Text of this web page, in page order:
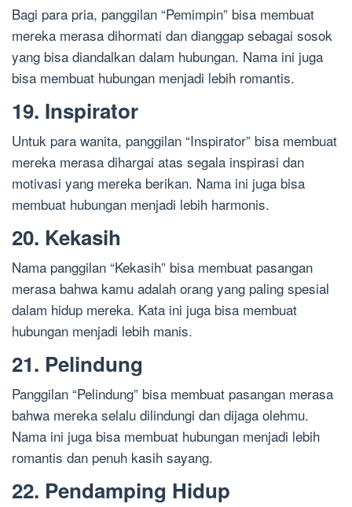
Bagi para pria, panggilan “Pemimpin” bisa membuat
mereka merasa dihormati dan dianggap sebagai sosok
yang bisa diandalkan dalam hubungan. Nama ini juga
bisa membuat hubungan menjadi lebih romantis.
19. Inspirator
Untuk para wanita, panggilan “Inspirator” bisa membuat
mereka merasa dihargai atas segala inspirasi dan
motivasi yang mereka berikan. Nama ini juga bisa
membuat hubungan menjadi lebih harmonis.
20. Kekasih
Nama panggilan “Kekasih” bisa membuat pasangan
merasa bahwa kamu adalah orang yang paling spesial
dalam hidup mereka. Kata ini juga bisa membuat
hubungan menjadi lebih manis.
21. Pelindung
Panggilan “Pelindung” bisa membuat pasangan merasa
bahwa mereka selalu dilindungi dan dijaga olehmu.
Nama ini juga bisa membuat hubungan menjadi lebih
romantis dan penuh kasih sayang.
22. Pendamping Hidup